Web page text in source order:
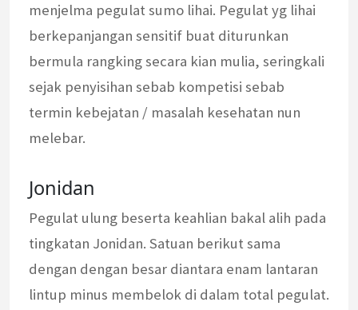
menjelma pegulat sumo lihai. Pegulat yg lihai
berkepanjangan sensitif buat diturunkan
bermula rangking secara kian mulia, seringkali
sejak penyisihan sebab kompetisi sebab
termin kebejatan / masalah kesehatan nun
melebar.
Jonidan
Pegulat ulung beserta keahlian bakal alih pada
tingkatan Jonidan. Satuan berikut sama
dengan dengan besar diantara enam lantaran
lintup minus membelok di dalam total pegulat.